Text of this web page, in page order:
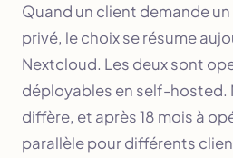
Quand un client demande
privé, le choix se résume
Nextcloud. Les deux sont
déployables en self-hosted.
diffère, et après 18 mois à
parallèle pour différents